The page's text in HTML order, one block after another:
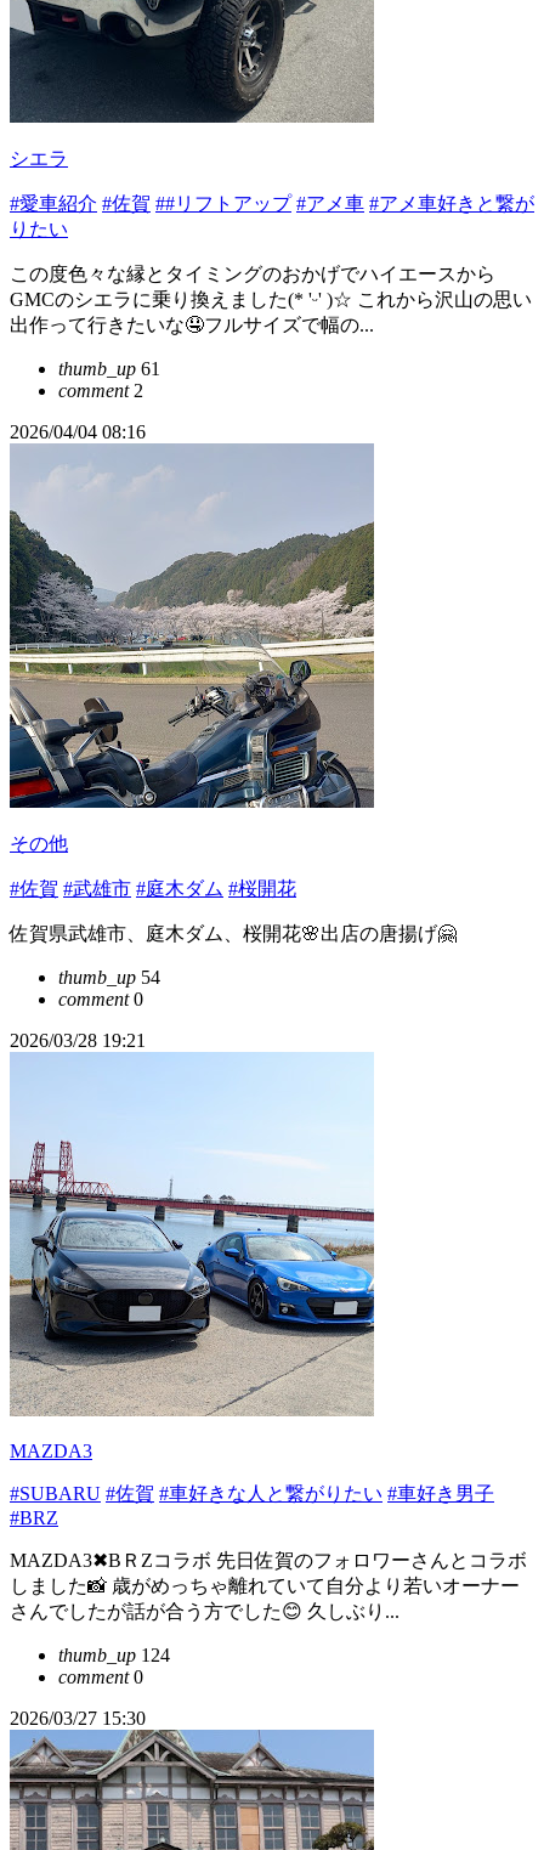
シエラ
#愛車紹介 #佐賀 ##リフトアップ #アメ車 #アメ車好きと繋が
りたい
この度色々な縁とタイミングのおかげでハイエースから
GMCのシエラに乗り換えました(* 'ᵕ' )☆ これから沢山の思い
出作って行きたいな🤤フルサイズで幅の...
thumb_up 61
comment2
2026/04/04 08:16
その他
#佐賀 #武雄市 #庭木ダム #桜開花
佐賀県武雄市、庭木ダム、桜開花🌸出店の唐揚げ🤗
thumb_up 54
comment0
2026/03/28 19:21
MAZDA3
#SUBARU #佐賀 #車好きな人と繋がりたい #車好き男子
#BRZ
MAZDA3✖BＲZコラボ 先日佐賀のフォロワーさんとコラボ
しました📸 歳がめっちゃ離れていて自分より若いオーナー
さんでしたが話が合う方でした😊 久しぶり...
thumb_up 124
comment0
2026/03/27 15:30